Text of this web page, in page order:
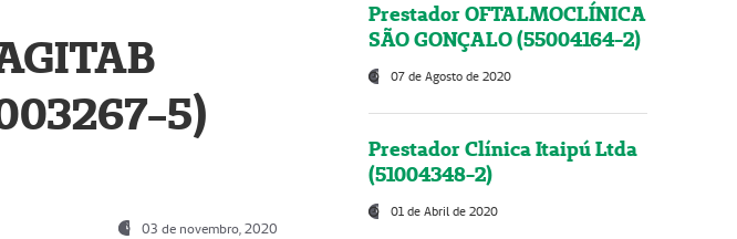
5)
03 de novembro, 2020
Prestador OFTALMOCLÍNICA
SÃO GONÇALO (55004164-2)
07 de Agosto de 2020
Prestador Clínica Itaipú Ltda
(51004348-2)
01 de Abril de 2020